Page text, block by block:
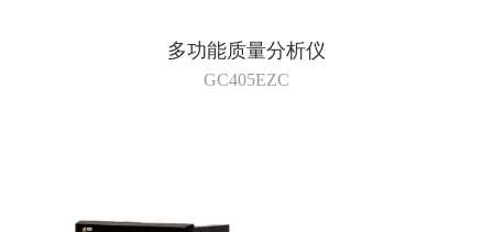
多功能质量分析仪
GC405EZC